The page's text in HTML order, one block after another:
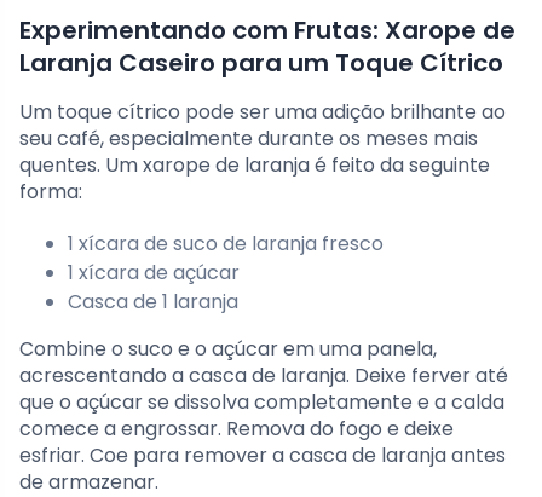
Experimentando com Frutas: Xarope de
Laranja Caseiro para um Toque Cítrico
Um toque cítrico pode ser uma adição brilhante ao
seu café, especialmente durante os meses mais
quentes. Um xarope de laranja é feito da seguinte
forma:
1 xícara de suco de laranja fresco
1 xícara de açúcar
Casca de 1 laranja
Combine o suco e o açúcar em uma panela,
acrescentando a casca de laranja. Deixe ferver até
que o açúcar se dissolva completamente e a calda
comece a engrossar. Remova do fogo e deixe
esfriar. Coe para remover a casca de laranja antes
de armazenar.